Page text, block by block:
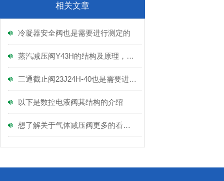
相关文章
冷凝器安全阀也是需要进行测定的
蒸汽减压阀Y43H的结构及原理，富功来谈！
三通截止阀23J24H-40也是需要进行定期保养的
以下是数控电液阀其结构的介绍
想了解关于气体减压阀更多的看这里